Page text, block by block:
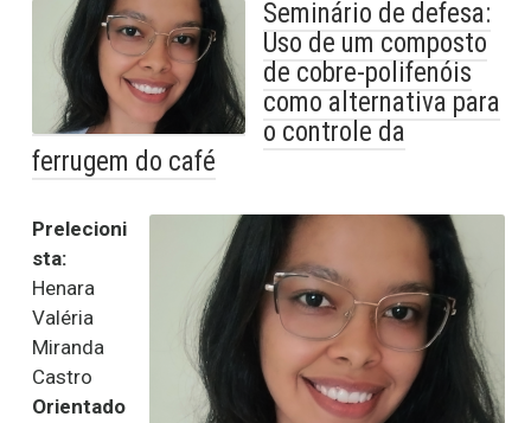
Seminário de defesa:
Uso de um composto
de cobre-polifenóis
como alternativa para
o controle da
ferrugem do café
Prelecioni
sta:
Henara
Valéria
Miranda
Castro
Orientado